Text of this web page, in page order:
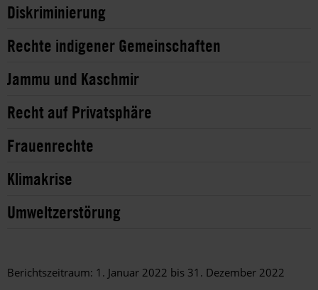
Diskriminierung
Rechte indigener Gemeinschaften
Jammu und Kaschmir
Recht auf Privatsphäre
Frauenrechte
Klimakrise
Umweltzerstörung
Berichtszeitraum: 1. Januar 2022 bis 31. Dezember 2022